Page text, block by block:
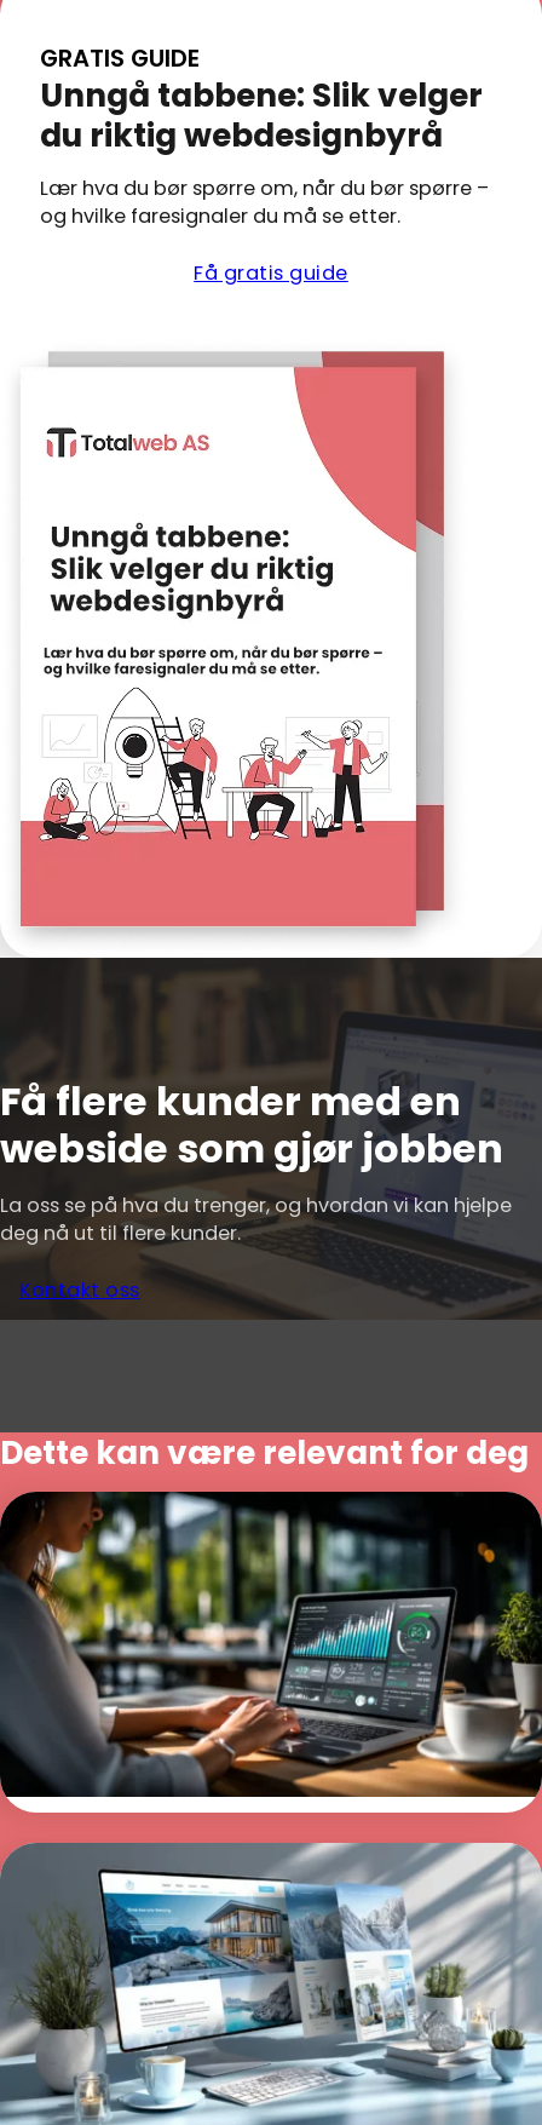
tilbakemeldinger
fra deg.
kostnader.
Vi tilbyr
ulike
basert på
behov. Se
komplette
aktuelle
prisnivåer
tydelig prosess
viser hva andre
opplevd
GRATIS GUIDE
Unngå tabbene: Slik velger
du riktig webdesignbyrå
Lær hva du bør spørre om, når du bør spørre –
og hvilke faresignaler du må se etter.
Få gratis guide
Få flere kunder med en
webside som gjør jobben
La oss se på hva du trenger, og hvordan vi kan hjelpe
deg nå ut til flere kunder.
Kontakt oss
Dette kan være relevant for deg
Google annonsering guide
Google annonsering guide for deg som vil
lykkes med lønnsomme kampanjer. Her lærer
du steg for steg hvordan du planlegger, setter
opp og optimaliserer Google Ads for best
mulig resultater.
Les mer >
Lage nettside med WordPress
Ønsker du å lage nettside med WordPress uten
å bruke måneder på tekniske detaljer? Vi
bygger en profesjonell WordPress-nettside
med alt inkludert. Design, innhold og SEO til fast
Les mer >